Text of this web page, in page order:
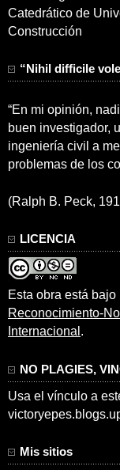
Catedrático de
Construcción
“Nihil difficile
“En mi opinión,
buen investigador,
ingeniería civil a
problemas de los
(Ralph B. Peck,
LICENCIA
Esta obra está bajo
Reconocimiento-
Internacional .
NO PLAGIES,
Usa el vínculo a
Mis sitios